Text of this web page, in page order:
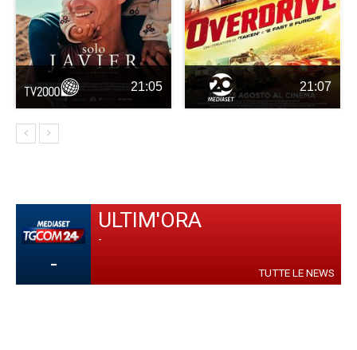
21:05 21:07
-
ULTIM'ORA
-
TUTTE LE NEWS